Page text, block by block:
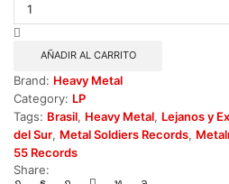
Máquina
Sentidos
AÑADIR AL CARRITO
Brand: Heavy Metal
Category: LP
Tags: Brasil, Heavy Metal, Lejanos y
del Sur, Metal Soldiers Records,
55 Records
Share: